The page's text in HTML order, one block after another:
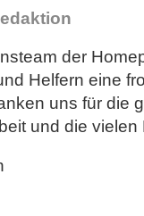
der
Helfern eine
uns für die
und die vielen